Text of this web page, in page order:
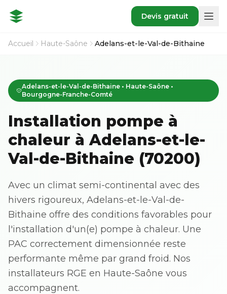
Devis gratuit
Accueil Haute-Saône Adelans-et-le-Val-de-Bithaine
Adelans-et-le-Val-de-Bithaine • Haute-Saône •
Bourgogne-Franche-Comté
Installation pompe à
chaleur à Adelans-et-le-
Val-de-Bithaine (70200)
Avec un climat semi-continental avec des
hivers rigoureux, Adelans-et-le-Val-de-
Bithaine offre des conditions favorables pour
l'installation d'un(e) pompe à chaleur. Une
PAC correctement dimensionnée reste
performante même par grand froid. Nos
installateurs RGE en Haute-Saône vous
accompagnent.